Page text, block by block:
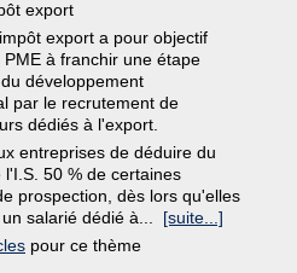
export
export a pour objectif
à franchir une étape
développement
par le recrutement de
dédiés à l'export.
entreprises de déduire du
l'I.S. 50 % de certaines
prospection, dès lors qu'elles
salarié dédié à... [suite...]
pour ce thème